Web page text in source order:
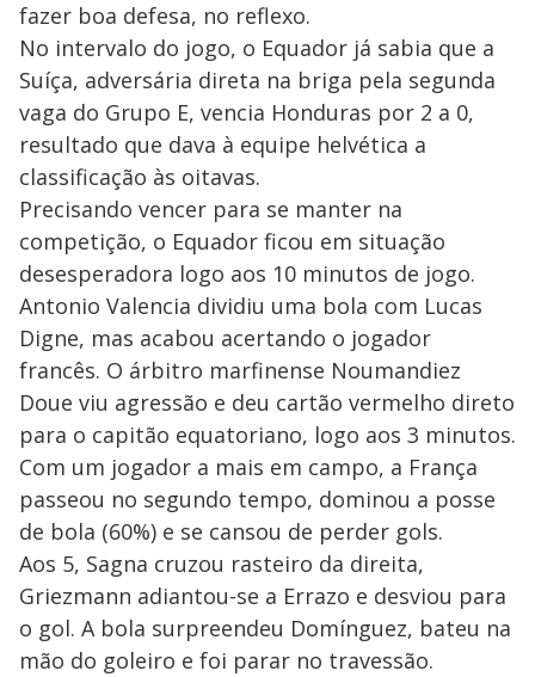
fazer boa defesa, no reflexo.
No intervalo do jogo, o Equador já sabia que a
Suíça, adversária direta na briga pela segunda
vaga do Grupo E, vencia Honduras por 2 a 0,
resultado que dava à equipe helvética a
classificação às oitavas.
Precisando vencer para se manter na
competição, o Equador ficou em situação
desesperadora logo aos 10 minutos de jogo.
Antonio Valencia dividiu uma bola com Lucas
Digne, mas acabou acertando o jogador
francês. O árbitro marfinense Noumandiez
Doue viu agressão e deu cartão vermelho direto
para o capitão equatoriano, logo aos 3 minutos.
Com um jogador a mais em campo, a França
passeou no segundo tempo, dominou a posse
de bola (60%) e se cansou de perder gols.
Aos 5, Sagna cruzou rasteiro da direita,
Griezmann adiantou-se a Errazo e desviou para
o gol. A bola surpreendeu Domínguez, bateu na
mão do goleiro e foi parar no travessão.